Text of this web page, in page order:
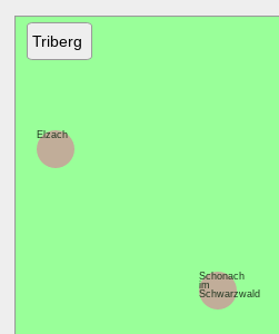
Triberg
Schonach
im
Schwarzwald
Elzach